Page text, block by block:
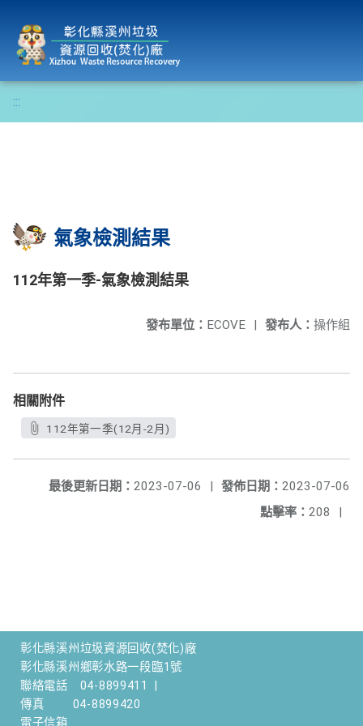
:::
氣象檢測結果
112年第一季-氣象檢測結果
發布人： 操作組
發布單位： ECOVE |
相關附件
112年第一季(12月-2月)
發佈日期： 2023-07-06
最後更新日期： 2023-07-06
|
點擊率： 208 |
彰化縣溪州垃圾資源回收(焚化)廠
彰化縣溪州鄉彰水路一段臨1號
聯絡電話
04-8899411
傳真
04-8899420
電子信箱